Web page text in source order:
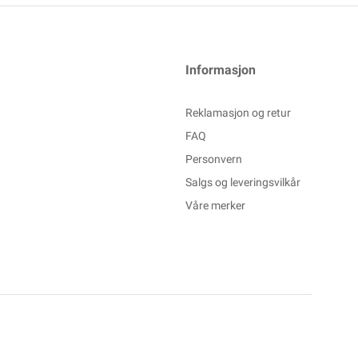
Informasjon
Reklamasjon og retur
FAQ
Personvern
Salgs og leveringsvilkår
Våre merker